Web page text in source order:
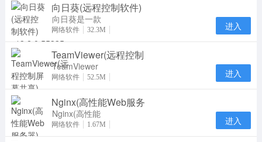
器安全管理软
件，护
向日葵(远程控制软件)
向日葵是一款
专业实用的远
程控制软件。
向日葵远程控
制
网络软件 32.3M 进入
TeamViewer(远程控制
TeamViewer
是一个在任何
代理的后台用
于远
网络软件 52.5M 进入
Nginx(高性能Web服务
Nginx(高性能
Web服务器)
网络软件 1.67M 进入